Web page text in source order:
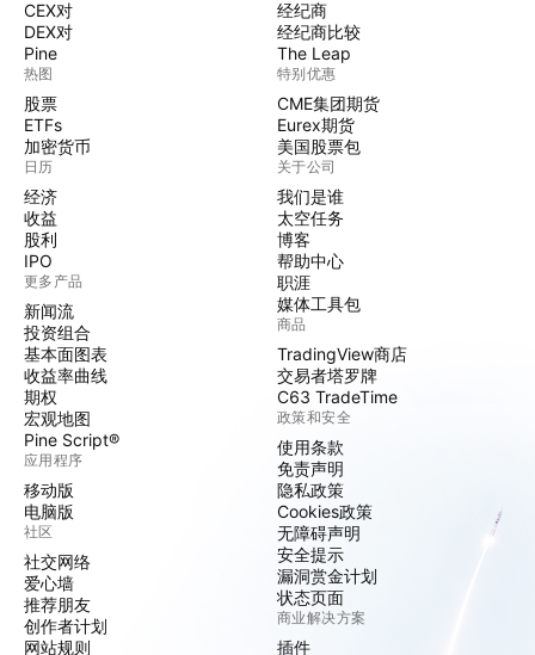
CEX对
DEX对
Pine
热图
股票
ETFs
加密货币
日历
经济
收益
股利
IPO
更多产品
新闻流
投资组合
基本面图表
收益率曲线
期权
宏观地图
Pine Script®
应用程序
移动版
电脑版
社区
社交网络
爱心墙
推荐朋友
创作者计划
网站规则
经纪商
经纪商比较
The Leap
特别优惠
CME集团期货
Eurex期货
美国股票包
关于公司
我们是谁
太空任务
博客
帮助中心
职涯
媒体工具包
商品
TradingView商店
交易者塔罗牌
C63 TradeTime
政策和安全
使用条款
免责声明
隐私政策
Cookies政策
无障碍声明
安全提示
漏洞赏金计划
状态页面
商业解决方案
插件